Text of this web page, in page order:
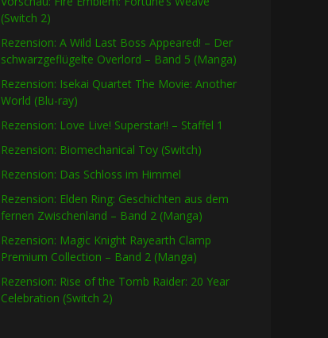
(Switch 2)
Rezension: A Wild Last Boss Appeared! – Der
schwarzgeflügelte Overlord – Band 5 (Manga)
Rezension: Isekai Quartet The Movie: Another
World (Blu-ray)
Rezension: Love Live! Superstar!! – Staffel 1
Rezension: Biomechanical Toy (Switch)
Rezension: Das Schloss im Himmel
Rezension: Elden Ring: Geschichten aus dem
fernen Zwischenland – Band 2 (Manga)
Rezension: Magic Knight Rayearth Clamp
Premium Collection – Band 2 (Manga)
Rezension: Rise of the Tomb Raider: 20 Year
Celebration (Switch 2)